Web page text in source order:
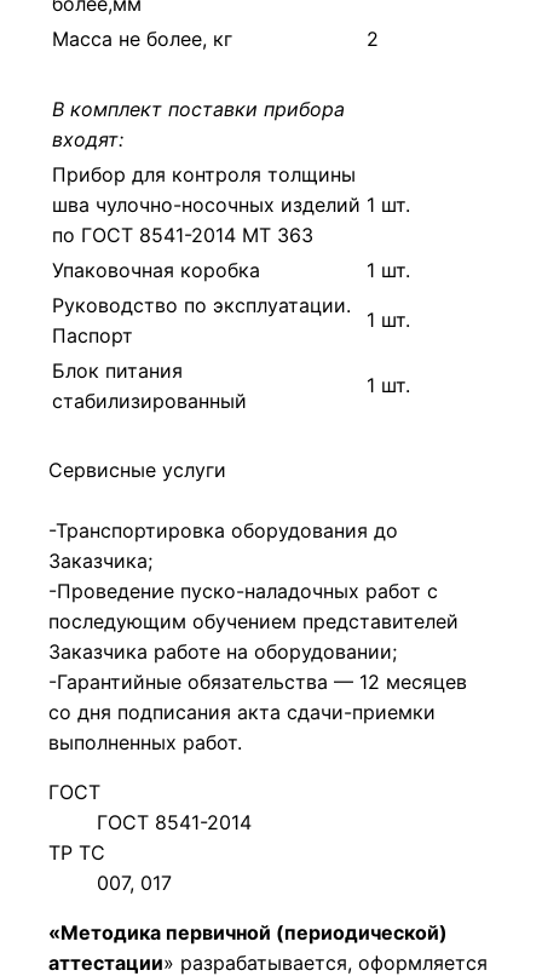
Масса не более, кг 2
В комплект поставки прибора
входят:
Прибор для контроля толщины
шва чулочно-носочных изделий
по ГОСТ 8541-2014 МТ 363
1 шт.
Упаковочная коробка
1 шт.
Руководство по эксплуатации.
Паспорт
1 шт.
Блок питания
стабилизированный
1 шт.
Сервисные услуги
-Транспортировка оборудования до
Заказчика;
-Проведение пуско-наладочных работ с
последующим обучением представителей
Заказчика работе на оборудовании;
-Гарантийные обязательства — 12 месяцев
со дня подписания акта сдачи-приемки
выполненных работ.
ГОСТ
ГОСТ 8541-2014
ТР ТС
007, 017
«Методика первичной (периодической)
аттестации» разрабатывается, оформляется